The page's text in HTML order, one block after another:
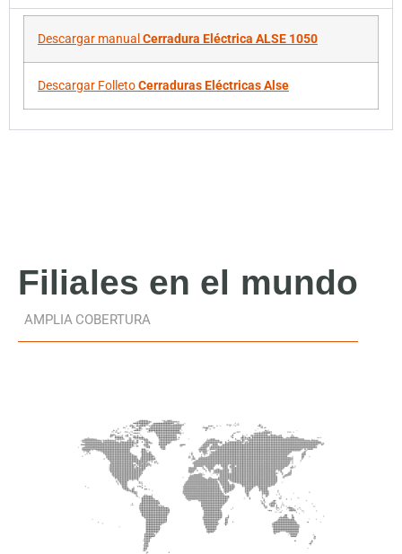
Descargar manual Cerradura Eléctrica ALSE 1050
Descargar FolletoCerraduras Eléctricas Alse
Filiales en el mundo
AMPLIA COBERTURA